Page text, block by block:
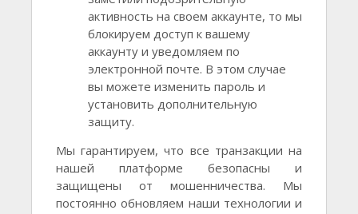
активность на своем аккаунте, то мы
блокируем доступ к вашему
аккаунту и уведомляем по
электронной почте. В этом случае
вы можете изменить пароль и
установить дополнительную
защиту.
Мы гарантируем, что все транзакции на
нашей платформе безопасны и
защищены от мошенничества. Мы
постоянно обновляем наши технологии и